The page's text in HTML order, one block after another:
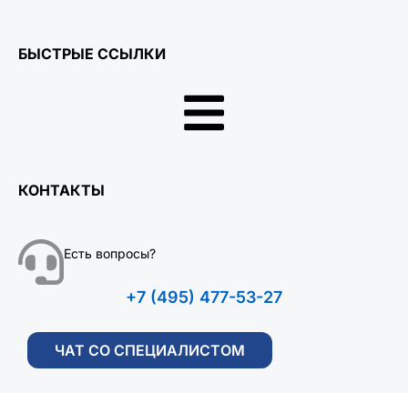
БЫСТРЫЕ ССЫЛКИ
КОНТАКТЫ
Есть вопросы?
+7 (495) 477-53-27
ЧАТ СО СПЕЦИАЛИСТОМ